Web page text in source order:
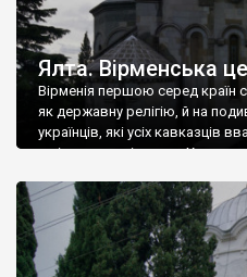
Ялта. Вірменська
Вірменія першою серед країн
як державну релігію, й на
українців, які усіх кавказців
є відданими вірянами Христа